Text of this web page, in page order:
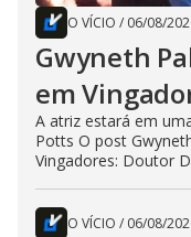
O VÍCIO / 06/08/
Gwyneth
em
A atriz estará em
Potts O post
Vingadores: Doutor
O VÍCIO / 06/08/